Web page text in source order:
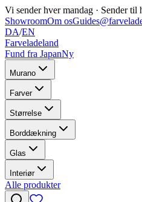
Vi sender hver mandag · Sender til
ShowroomOm osGuides
DA/EN
Farveladeland
Fund fra JapanNy
Murano
Farver
Størrelse
Borddækning
Glas
Interiør
Alle produkter